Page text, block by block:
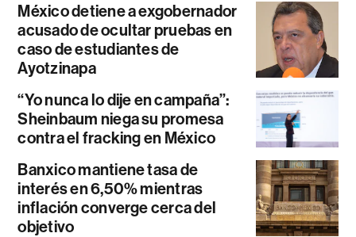
México detiene a exgobernador
acusado de ocultar pruebas en
caso de estudiantes de
Ayotzinapa
“Yo nunca lo dije en campaña”:
Sheinbaum niega su promesa
contra el fracking en México
Banxico mantiene tasa de
interés en 6,50% mientras
inflación converge cerca del
objetivo